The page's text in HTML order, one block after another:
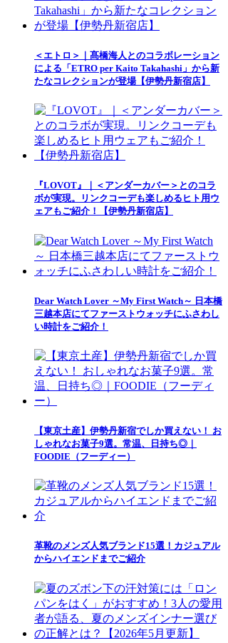
＜エトロ＞｜髙橋海人とのコラボレーション
による「ETRO per Kaito Takahashi」から新
たなコレクションが登場【伊勢丹新宿店】
『LOVOT』｜＜アンダーカバー＞とのコラ
ボが実現。リンクコーデも楽しめるヒト用ウ
ェアもご紹介！【伊勢丹新宿店】
Dear Watch Lover ～My First Watch～ 日本橋
三越本店にてファーストウォッチにふさわし
い時計をご紹介！
【東京土産】伊勢丹新宿でしか買えない！ お
しゃれなお菓子9選。常温、日持ち◎｜
FOODIE（フーディー）
革靴のメンズ人気ブランド15選！カジュアル
からハイエンドまでご紹介